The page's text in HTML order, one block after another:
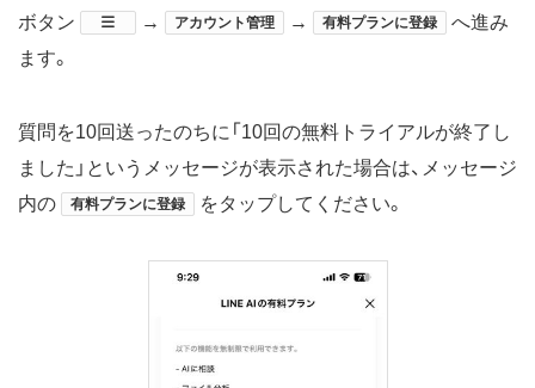
ボタン
​→ アカウント管理 → 有料プランに登録
へ進み
ます。
質問を10回送ったのちに「10回の無料トライアルが終了し
ました」というメッセージが表示された場合は、メッセージ
内の
有料プランに登録 をタップしてください。